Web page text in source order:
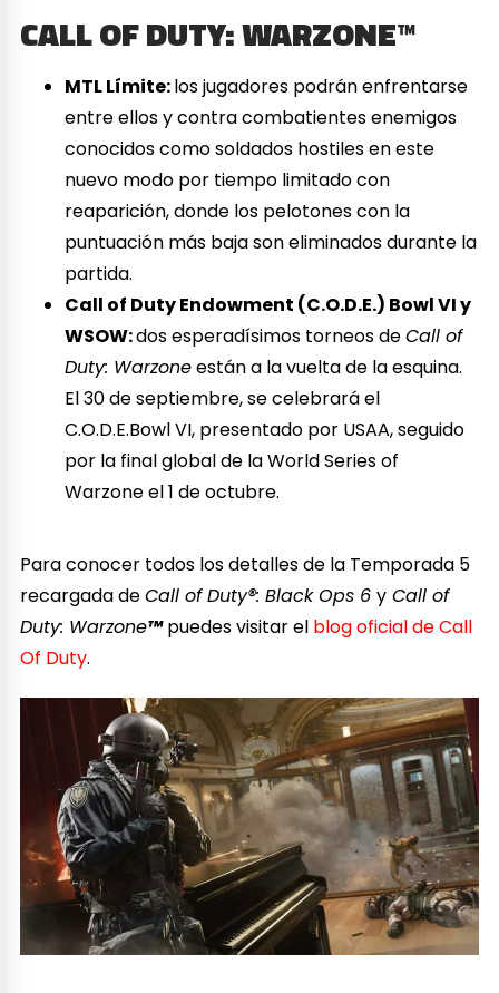
CALL OF DUTY: WARZONE™
MTL Límite:los jugadores podrán enfrentarse
entre ellos y contra combatientes enemigos
conocidos como soldados hostiles en este
nuevo modo por tiempo limitado con
reaparición, donde los pelotones con la
puntuación más baja son eliminados durante la
partida.
Call of Duty Endowment (C.O.D.E.) Bowl VI y
WSOW:dos esperadísimos torneos deCall of
Duty: Warzoneestán a la vuelta de la esquina.
El 30 de septiembre, se celebrará el
C.O.D.E.Bowl VI, presentado por USAA, seguido
por la final global de la World Series of
Warzone el 1 de octubre.
Para conocer todos los detalles de la Temporada 5
recargada deCall of Duty®: Black Ops 6y Call of
Duty: Warzone™puedes visitar el blog oficial de Call
Of Duty.